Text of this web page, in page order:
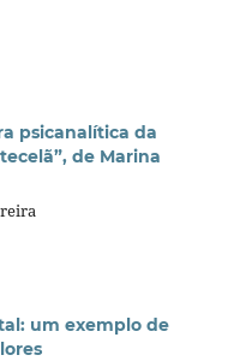
psicanalítica da
de Marina
um exemplo de